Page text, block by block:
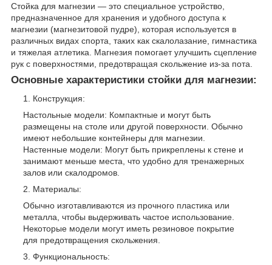
Стойка для магнезии — это специальное устройство,
предназначенное для хранения и удобного доступа к
магнезии (магнезитовой пудре), которая используется в
различных видах спорта, таких как скалолазание, гимнастика
и тяжелая атлетика. Магнезия помогает улучшить сцепление
рук с поверхностями, предотвращая скольжение из-за пота.
Основные характеристики стойки для магнезии:
Конструкция:
Настольные модели: Компактные и могут быть
размещены на столе или другой поверхности. Обычно
имеют небольшие контейнеры для магнезии.
Настенные модели: Могут быть прикреплены к стене и
занимают меньше места, что удобно для тренажерных
залов или скалодромов.
Материалы:
Обычно изготавливаются из прочного пластика или
металла, чтобы выдерживать частое использование.
Некоторые модели могут иметь резиновое покрытие
для предотвращения скольжения.
Функциональность: